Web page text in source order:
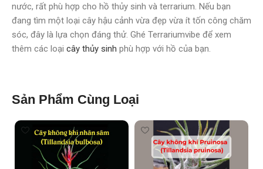
nước, rất phù hợp cho hồ thủy sinh và terrarium. Nếu bạn
đang tìm một loại cây hậu cảnh vừa đẹp vừa ít tốn công chăm
sóc, đây là lựa chọn đáng thử. Ghé Terrariumvibe để xem
thêm các loại cây thủy sinh phù hợp với hồ của bạn.
Sản Phẩm Cùng Loại